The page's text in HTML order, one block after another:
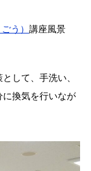
う） 講座風景
して、手洗い、
換気を行いなが